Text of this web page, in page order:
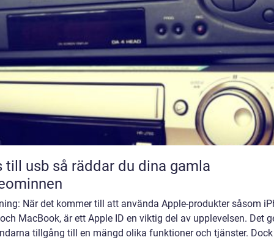
räddar du dina gamla
När det kommer till att använda Apple-produkter såsom
MacBook, är ett Apple ID en viktig del av upplevelsen. Det
tillgång till en mängd olika funktioner och tjänster.